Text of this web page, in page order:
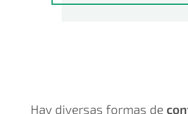
Hay diversas formas de